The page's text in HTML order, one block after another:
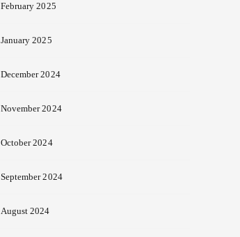
February 2025
January 2025
December 2024
November 2024
October 2024
September 2024
August 2024